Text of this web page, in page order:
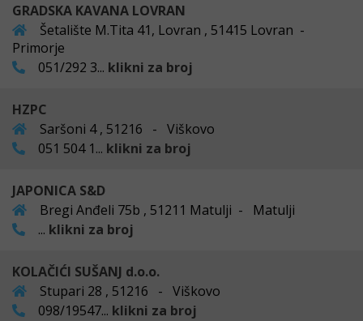
GRADSKA KAVANA LOVRAN
Šetalište M.Tita 41, Lovran , 51415 Lovran -
Primorje
051/292 3... klikni za broj
HZPC
Saršoni 4 , 51216 - Viškovo
051 504 1... klikni za broj
JAPONICA S&D
Bregi Anđeli 75b , 51211 Matulji - Matulji
... klikni za broj
KOLAČIĆI SUŠANJ d.o.o.
Stupari 28 , 51216 - Viškovo
098/19547... klikni za broj